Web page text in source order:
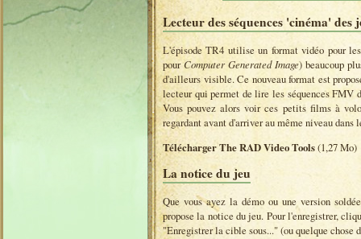
Lecteur des séquences 'cinéma' des
L'épisode TR4 utilise un format vidéo pour
pourComputer Generated Image) beaucoup
d'ailleurs visible. Ce nouveau format est
lecteur qui permet de lire les séquences FMV
Vous pouvez alors voir ces petits films à
regardant avant d'arriver au même niveau dans
Télécharger The RAD Video Tools(1,27 Mo)
La notice du jeu
Que vous ayez la démo ou une version
propose la notice du jeu. Pour l'enregistrer,
"Enregistrer la cible sous..." (ou quelque chose